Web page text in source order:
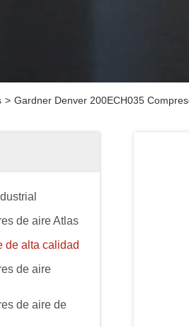
> Gardner Denver 200ECH035
de aire Atlas
de alta calidad
de aire
de aire de